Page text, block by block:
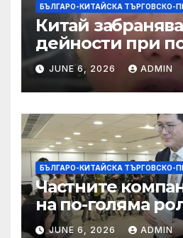
БЪЛГАРО-КИТАЙСКА ТЪРГОВСКО-
Китай
дейности при
правила за
слуховете и
JUNE 6, 2026 ADMIN
БЪЛГАРО-КИТАЙСКА ТЪРГОВСКО-
Частните
на по-голяма
стратегическата
JUNE 6, 2026 ADMIN